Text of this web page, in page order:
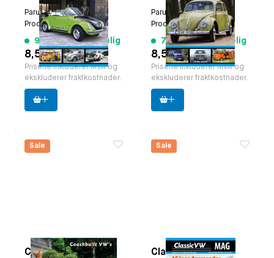
Sommerutgave
2014 (nr 51)
Paruzzi nummer:9398
Produsent:
Classicvw
90 varer tilgjengelig
8,55 €
Prisene inkluderer MVA og
ekskluderer fraktkostnader.
Spring Edition 2014
(nr50) .
Paruzzi nummer:9397
Produsent:Classicvw
73 varer tilgjengelig
8,55 €
Prisene inkluderer MVA og
ekskluderer fraktkostnader.
Sale
ClassicVW
Sale
ClassicVW